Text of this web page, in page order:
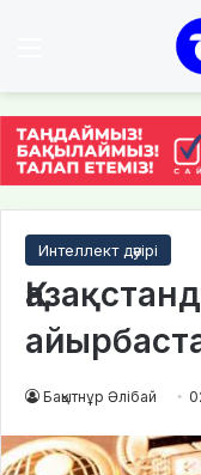
Интеллект дәуірі
Бақытнұр Әлібай